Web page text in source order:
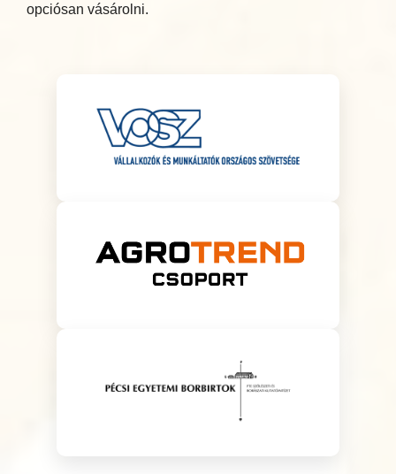
opciósan vásárolni.